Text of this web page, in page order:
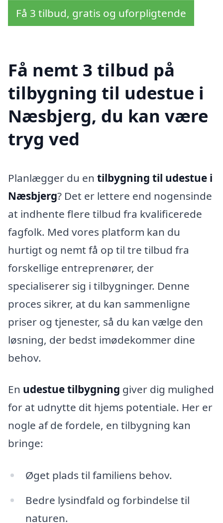
Få 3 tilbud, gratis og uforpligtende
Få nemt 3 tilbud på
tilbygning til udestue i
Næsbjerg, du kan være
tryg ved
Planlægger du en tilbygning til udestue i
Næsbjerg? Det er lettere end nogensinde
at indhente flere tilbud fra kvalificerede
fagfolk. Med vores platform kan du
hurtigt og nemt få op til tre tilbud fra
forskellige entreprenører, der
specialiserer sig i tilbygninger. Denne
proces sikrer, at du kan sammenligne
priser og tjenester, så du kan vælge den
løsning, der bedst imødekommer dine
behov.
En udestue tilbygning giver dig mulighed
for at udnytte dit hjems potentiale. Her er
nogle af de fordele, en tilbygning kan
bringe:
Øget plads til familiens behov.
Bedre lysindfald og forbindelse til
naturen.